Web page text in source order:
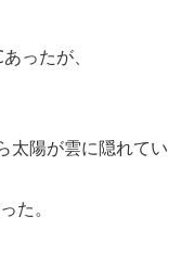
ったが、
太陽が雲に隠れてい
た。